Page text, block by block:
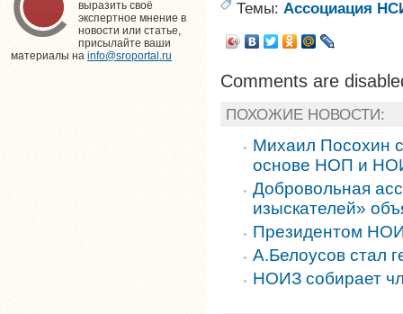
выразить своё
экспертное мнение в
новости или статье,
присылайте ваши
материалы на info@sroportal.ru
Темы: Ассоциация
Comments are
ПОХОЖИЕ НОВОСТИ:
Михаил Посохин
основе НОП и
Добровольная
изыскателей»
Президентом
А.Белоусов стал
НОИЗ собирает